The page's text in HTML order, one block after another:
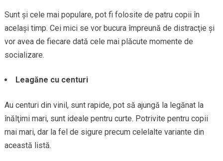
Sunt şi cele mai populare, pot fi folosite de patru copii în
acelaşi timp. Cei mici se vor bucura împreună de distracţie şi
vor avea de fiecare dată cele mai plăcute momente de
socializare.
Leagăne cu centuri
Au centuri din vinil, sunt rapide, pot să ajungă la legănat la
înălţimi mari, sunt ideale pentru curte. Potrivite pentru copii
mai mari, dar la fel de sigure precum celelalte variante din
această listă.